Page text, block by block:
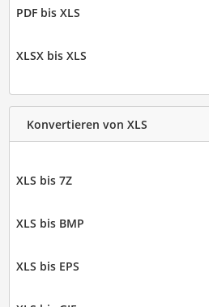
PDF bis XLS
XLSX bis XLS
Konvertieren von XLS
XLS bis 7Z
XLS bis BMP
XLS bis EPS